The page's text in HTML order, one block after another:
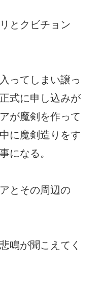
とクビチョン
ってしまい譲っ
式に申し込みが
が魔剣を作って
に魔剣造りをす
になる。
とその周辺の
鳴が聞こえてく